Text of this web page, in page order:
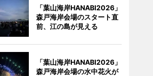
「葉山海岸HANABI2026」
森戸海岸会場のスタート直
前、江の島が見える
「葉山海岸HANABI2026」
森戸海岸会場の水中花火が